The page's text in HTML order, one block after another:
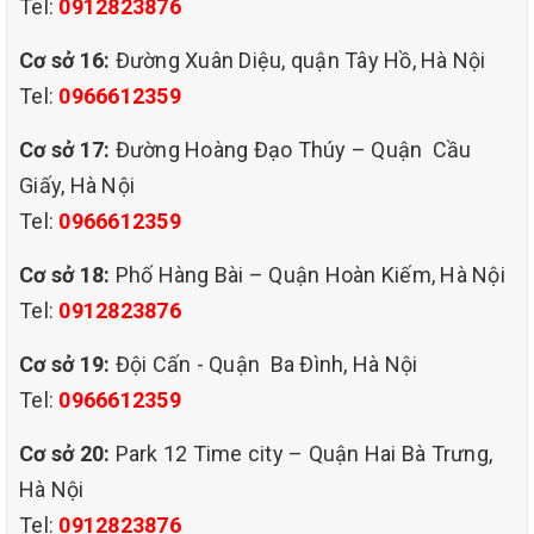
công ty
+Chuyên nghiệp:
– Huấn luyện và đào đội ngũ nhân viên lành nghề
– Sử dụng trang thiết bị, máy móc và hóa chất chuyên dùng hiện
đại
– Cung cấp giải pháp tối ưu phù hợp yêu cầu và đặc điểm kinh
doanh của khách hàng với giá cả hợp lý nhất.
– Giải quyết nhanh chóng khiếu nại của khách hàng.
– Nâng cao không ngừng chất lượng dịch vụ.
Tel: 0912823876
Cơ sở 16: Đường Xuân Diệu, quận Tây Hồ, Hà Nội
Tel: 0966612359
Cơ sở 17: Đường Hoàng Đạo Thúy – Quận Cầu
Giấy, Hà Nội
Tel: 0966612359
Cơ sở 18: Phố Hàng Bài – Quận Hoàn Kiếm, Hà Nội
Tel: 0912823876
Cơ sở 19: Đội Cấn - Quận Ba Đình, Hà Nội
Tel: 0966612359
Cơ sở 20: Park 12 Time city – Quận Hai Bà Trưng,
Hà Nội
Tel: 0912823876